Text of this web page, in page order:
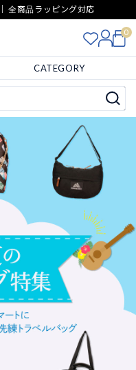
全商品ラッピング対応
0
CATEGORY